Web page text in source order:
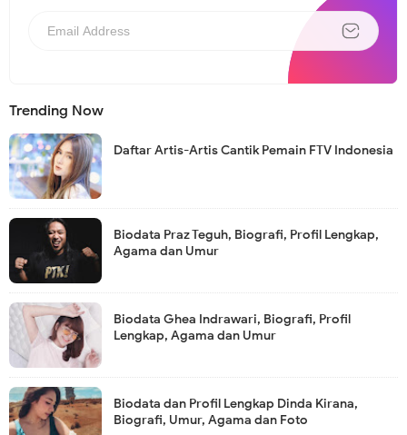
Trending Now
Daftar Artis-Artis Cantik Pemain FTV Indonesia
Biodata Praz Teguh, Biografi, Profil Lengkap,
Agama dan Umur
Biodata Ghea Indrawari, Biografi, Profil
Lengkap, Agama dan Umur
Biodata dan Profil Lengkap Dinda Kirana,
Biografi, Umur, Agama dan Foto